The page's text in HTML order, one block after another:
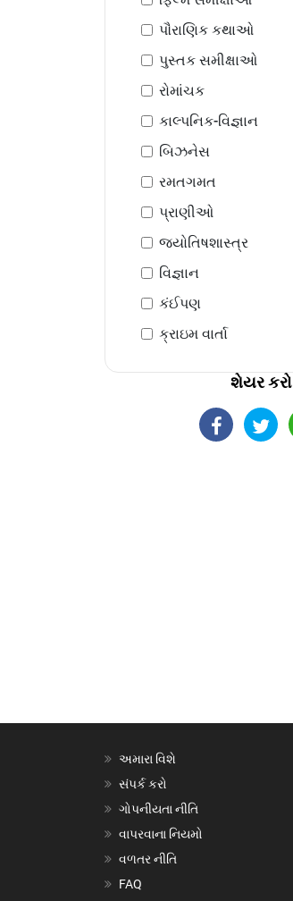
પૌરાણિક કથાઓ
પુસ્તક સમીક્ષાઓ
રોમાંચક
કાલ્પનિક-વિજ્ઞાન
બિઝનેસ
રમતગમત
પ્રાણીઓ
જ્યોતિષશાસ્ત્ર
વિજ્ઞાન
કંઈપણ
ક્રાઇમ વાર્તા
શેયર કરો
અમારા વિશે
સંપર્ક કરો
ગોપનીયતા નીતિ
વાપરવાના નિયમો
વળતર નીતિ
FAQ